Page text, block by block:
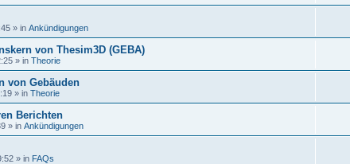
» in Ankündigungen
von Thesim3D (GEBA)
» in Theorie
von Gebäuden
» in Theorie
Berichten
» in Ankündigungen
» in FAQs